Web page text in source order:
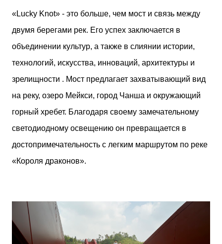
«Lucky Knot» - это больше, чем мост и связь между
двумя берегами рек. Его успех заключается в
объединении культур, а также в слиянии истории,
технологий, искусства, инноваций, архитектуры и
зрелищности . Мост предлагает захватывающий вид
на реку, озеро Мейкси, город Чанша и окружающий
горный хребет. Благодаря своему замечательному
светодиодному освещению он превращается в
достопримечательность с легким маршрутом по реке
«Короля драконов».